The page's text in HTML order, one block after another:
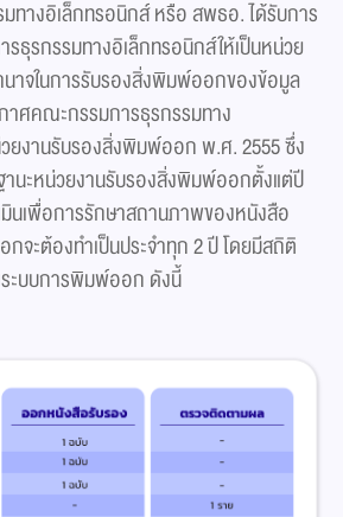
างอิเล็กทรอนิกส์ หรือ สพธอ. ได้รับการ
ธุรกรรมทางอิเล็กทรอนิกส์ให้เป็นหน่วย
นาจในการรับรองสิ่งพิมพ์ออกของข้อมูล
าศคณะกรรมการธุรกรรมทาง
ยงานรับรองสิ่งพิมพ์ออก พ.ศ. 2555 ซึ่ง
านะหน่วยงานรับรองสิ่งพิมพ์ออกตั้งแต่ปี
มินเพื่อการรักษาสถานภาพของหนังสือ
จะต้องทำเป็นประจำทุก 2 ปี โดยมีสถิติ
ะบบการพิมพ์ออก ดังนี้